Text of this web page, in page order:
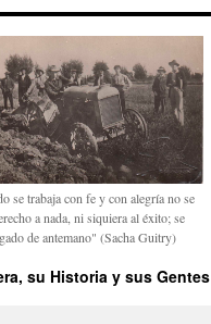
se trabaja con fe y con alegría no se
a nada, ni siquiera al éxito; se
de antemano" (Sacha Guitry)
su Historia y sus Gentes